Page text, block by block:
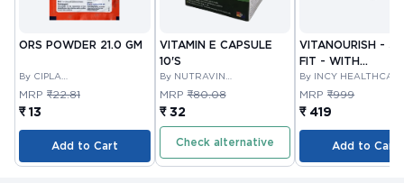
ORS POWDER 21.0 GM
By CIPLA
PHARMACEUTICAL
MRP ₹22.81
₹ 13
Add to Cart
VITAMIN E CAPSULE
10'S
By NUTRAVIN
LABORATORIES
MRP ₹80.08
₹ 32
Check alternative
VITANOURISH -
FIT - WITH
GLUCOSAMINE &
BOSWELLIA FOR
JOINTS TABLET
By INCY
LTD
MRP ₹999
₹ 419
Add to Cart